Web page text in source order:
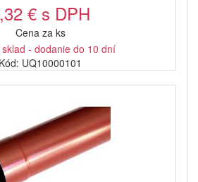
€ s DPH
Cena za ks
- dodanie do 10 dní
Kód: UQ10000101